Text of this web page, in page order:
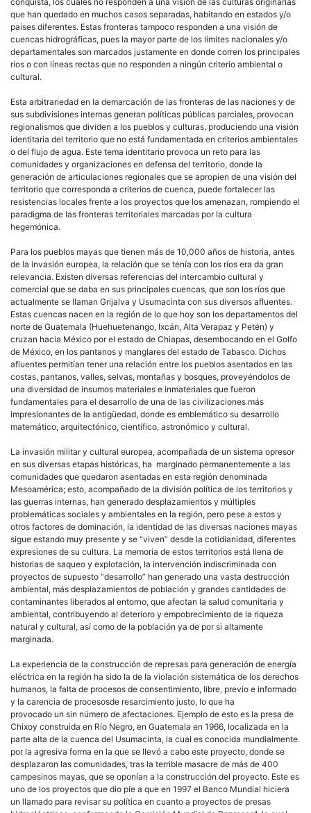
que han quedado en muchos casos separadas, habitando en estados y/o
países diferentes. Estas fronteras tampoco responden a una visión de
cuencas hidrográficas, pues la mayor parte de los límites nacionales y/o
departamentales son marcados justamente en donde corren los principales
ríos o con líneas rectas que no responden a ningún criterio ambiental o
cultural.
Esta arbitrariedad en la demarcación de las fronteras de las naciones y de
sus subdivisiones internas generan políticas públicas parciales, provocan
regionalismos que dividen a los pueblos y culturas, produciendo una visión
identitaria del territorio que no está fundamentada en criterios ambientales
o del flujo de agua. Este tema identitario provoca un reto para las
comunidades y organizaciones en defensa del territorio, donde la
generación de articulaciones regionales que se apropien de una visión del
territorio que corresponda a criterios de cuenca, puede fortalecer las
resistencias locales frente a los proyectos que los amenazan, rompiendo el
paradigma de las fronteras territoriales marcadas por la cultura
hegemónica.
Para los pueblos mayas que tienen más de 10,000 años de historia, antes
de la invasión europea, la relación que se tenía con los ríos era da gran
relevancia. Existen diversas referencias del intercambio cultural y
comercial que se daba en sus principales cuencas, que son los ríos que
actualmente se llaman Grijalva y Usumacinta con sus diversos afluentes.
Estas cuencas nacen en la región de lo que hoy son los departamentos del
norte de Guatemala (Huehuetenango, Ixcán, Alta Verapaz y Petén) y
cruzan hacia México por el estado de Chiapas, desembocando en el Golfo
de México, en los pantanos y manglares del estado de Tabasco. Dichos
afluentes permitían tener una relación entre los pueblos asentados en las
costas, pantanos, valles, selvas, montañas y bosques, proveyéndolos de
una diversidad de insumos materiales e inmateriales que fueron
fundamentales para el desarrollo de una de las civilizaciones más
impresionantes de la antigüedad, donde es emblemático su desarrollo
matemático, arquitectónico, científico, astronómico y cultural.
La invasión militar y cultural europea, acompañada de un sistema opresor
en sus diversas etapas históricas, ha marginado permanentemente a las
comunidades que quedaron asentadas en esta región denominada
Mesoamérica; esto, acompañado de la división política de los territorios y
las guerras internas, han generado desplazamientos y múltiples
problemáticas sociales y ambientales en la región, pero pese a estos y
otros factores de dominación, la identidad de las diversas naciones mayas
sigue estando muy presente y se “viven” desde la cotidianidad, diferentes
expresiones de su cultura. La memoria de estos territorios está llena de
historias de saqueo y explotación, la intervención indiscriminada con
proyectos de supuesto “desarrollo” han generado una vasta destrucción
ambiental, más desplazamientos de población y grandes cantidades de
contaminantes liberados al entorno, que afectan la salud comunitaria y
ambiental, contribuyendo al deterioro y empobrecimiento de la riqueza
natural y cultural, así como de la población ya de por si altamente
marginada.
La experiencia de la construcción de represas para generación de energía
eléctrica en la región ha sido la de la violación sistemática de los derechos
humanos, la falta de procesos de consentimiento, libre, previo e informado
y la carencia de procesosde resarcimiento justo, lo que ha
provocado un sin número de afectaciones. Ejemplo de esto es la presa de
Chixoy construida en Río Negro, en Guatemala en 1966, localizada en la
parte alta de la cuenca del Usumacinta, la cual es conocida mundialmente
por la agresiva forma en la que se llevó a cabo este proyecto, donde se
desplazaron las comunidades, tras la terrible masacre de más de 400
campesinos mayas, que se oponían a la construcción del proyecto. Este es
uno de los proyectos que dio pie a que en 1997 el Banco Mundial hiciera
un llamado para revisar su política en cuanto a proyectos de presas